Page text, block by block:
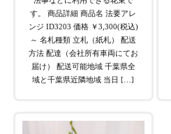
す。 商品詳細 商品名 法要アレ
ンジ ID3203 価格 ￥3,300(税込)
～ 名札種類 立札（紙札） 配送
方法 配達（会社所有車両にてお
届け） 配送可能地域 千葉県全
域と千葉県近隣地域 当日 […]